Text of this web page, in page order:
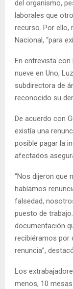
del organismo,
laborales que
recurso. Por ello,
Nacional, “para
En entrevista con
nueve en Uno,
subdirectora de
reconocido su
De acuerdo con
existía una
posible pagar la
afectados
“Nos dijeron que
habíamos
falsedad,
puesto de
documentación
recibiéramos por
renuncia”,
Los
menos, 10